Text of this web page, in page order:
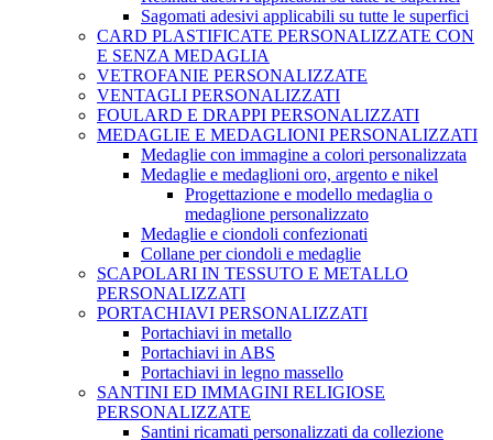
Sagomati adesivi applicabili su tutte le superfici
CARD PLASTIFICATE PERSONALIZZATE CON
E SENZA MEDAGLIA
VETROFANIE PERSONALIZZATE
VENTAGLI PERSONALIZZATI
FOULARD E DRAPPI PERSONALIZZATI
MEDAGLIE E MEDAGLIONI PERSONALIZZATI
Medaglie con immagine a colori personalizzata
Medaglie e medaglioni oro, argento e nikel
Progettazione e modello medaglia o
medaglione personalizzato
Medaglie e ciondoli confezionati
Collane per ciondoli e medaglie
SCAPOLARI IN TESSUTO E METALLO
PERSONALIZZATI
PORTACHIAVI PERSONALIZZATI
Portachiavi in metallo
Portachiavi in ABS
Portachiavi in legno massello
SANTINI ED IMMAGINI RELIGIOSE
PERSONALIZZATE
Santini ricamati personalizzati da collezione